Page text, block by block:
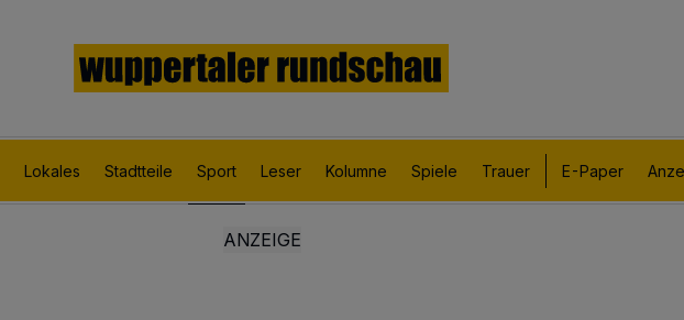
Lokales Stadtteile Sport Leser Kolumne Spiele Trauer E-Paper